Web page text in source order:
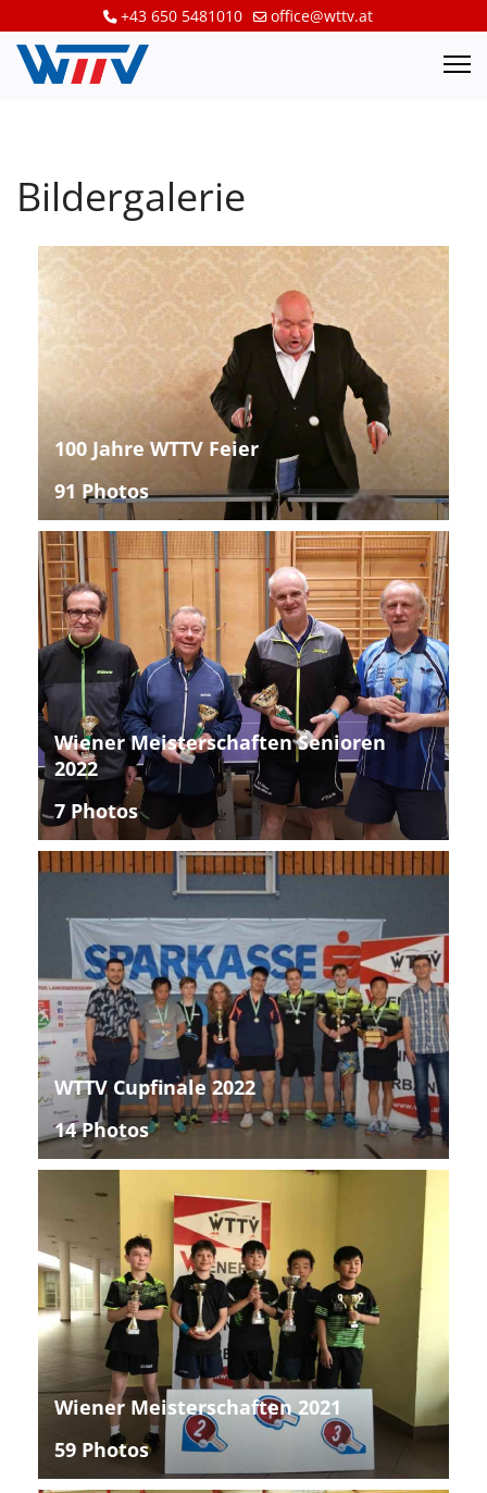
+43 650 5481010 office@wttv.at
Bildergalerie
100 Jahre WTTV Feier
91 Photos
Wiener Meisterschaften Senioren
2022
7 Photos
WTTV Cupfinale 2022
14 Photos
Wiener Meisterschaften 2021
59 Photos